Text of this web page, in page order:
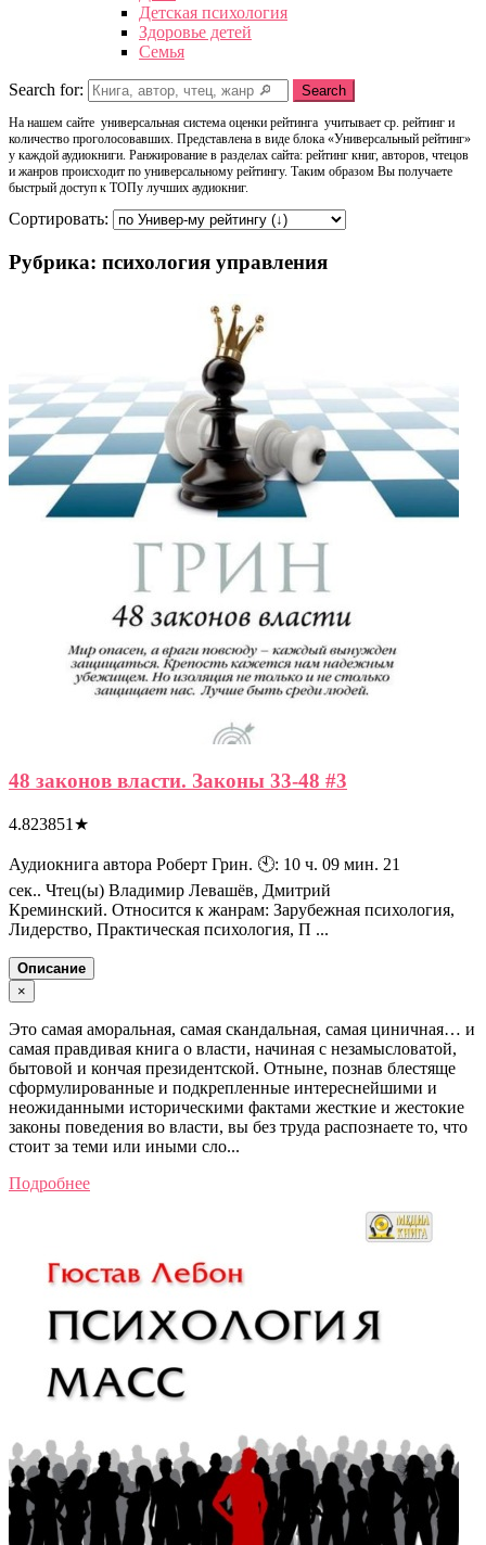
Детская психология
Здоровье детей
Семья
Search for: Search
На нашем сайте универсальная система оценки рейтинга учитывает ср. рейтинг и
количество проголосовавших. Представлена в виде блока «Универсальный рейтинг»
у каждой аудиокниги. Ранжирование в разделах сайта: рейтинг книг, авторов, чтецов
и жанров происходит по универсальному рейтингу. Таким образом Вы получаете
быстрый доступ к ТОПу лучших аудиокниг.
Сортировать:
Рубрика: психология управления
48 законов власти. Законы 33-48 #3
4.823851 ★
Аудиокнига автора Роберт Грин. 🕙: 10 ч. 09 мин. 21
сек.. Чтец(ы) Владимир Левашёв, Дмитрий
Креминский. Относится к жанрам: Зарубежная психология,
Лидерство, Практическая психология, П ...
Описание
×
Это самая аморальная, самая скандальная, самая циничная… и
самая правдивая книга о власти, начиная с незамысловатой,
бытовой и кончая президентской. Отныне, познав блестяще
сформулированные и подкрепленные интереснейшими и
неожиданными историческими фактами жесткие и жестокие
законы поведения во власти, вы без труда распознаете то, что
стоит за теми или иными сло...
Подробнее